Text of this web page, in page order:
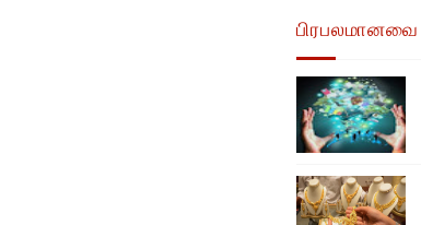
பிரபலமானவை